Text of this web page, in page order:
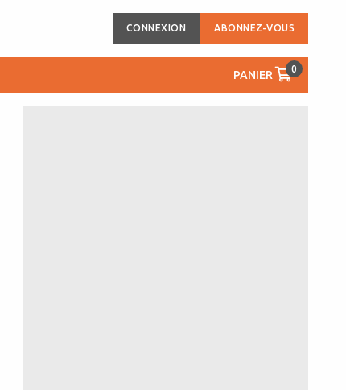
CONNEXION ABONNEZ-VOUS
PANIER 0